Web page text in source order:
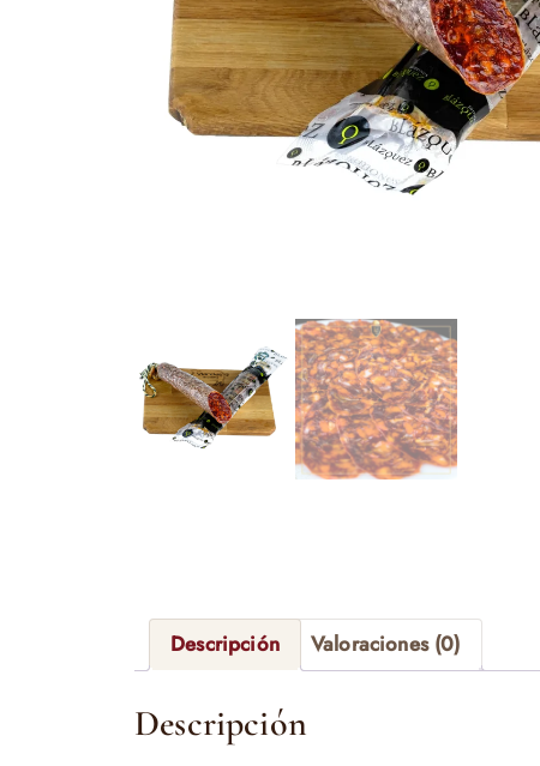
Descripción Valoraciones (0)
Descripción